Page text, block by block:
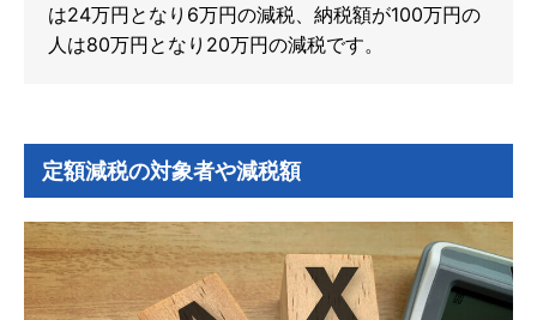
は24万円となり6万円の減税、納税額が100万円の
人は80万円となり20万円の減税です。
定額減税の対象者や減税額